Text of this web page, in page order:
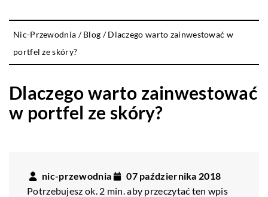
Nic-Przewodnia /Blog /Dlaczego warto zainwestować w
portfel ze skóry?
Dlaczego warto zainwestować
w portfel ze skóry?
nic-przewodnia
07 października 2018
Potrzebujesz ok. 2 min. aby przeczytać ten wpis